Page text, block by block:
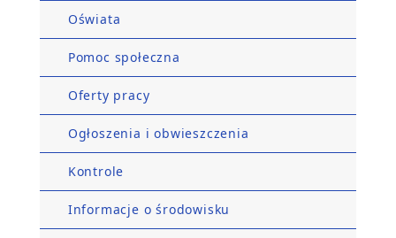
Oświata
Pomoc społeczna
Oferty pracy
Ogłoszenia i obwieszczenia
Kontrole
Informacje o środowisku